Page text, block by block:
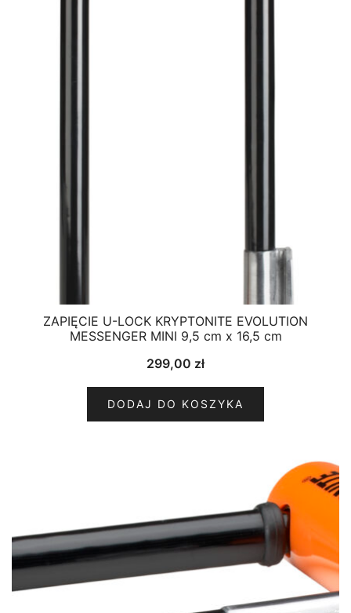
ZAPIĘCIE U-LOCK KRYPTONITE EVOLUTION
MESSENGER MINI 9,5 cm x 16,5 cm
299,00 zł
DODAJ DO KOSZYKA